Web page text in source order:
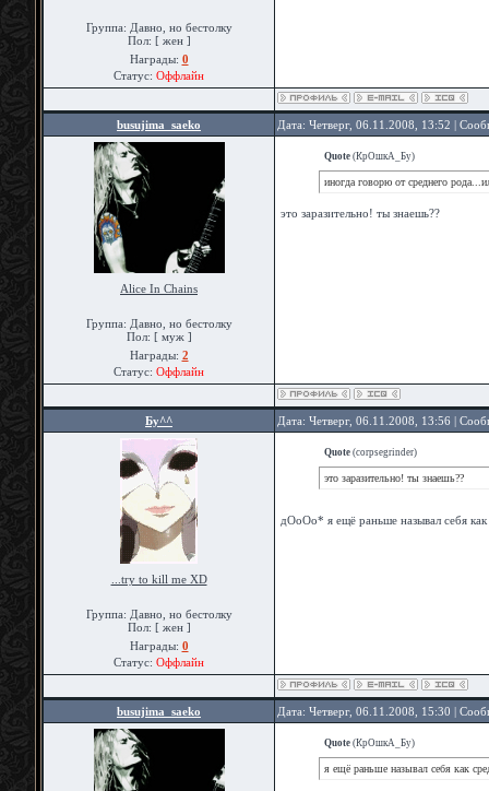
Группа: Давно, но бестолку
Пол: [ жен ]
Награды: 0
Статус: Оффлайн
busujima_saeko Дата: Четверг, 06.11.2008, 13:52 |
Alice In Chains
Группа: Давно, но бестолку
Пол: [ муж ]
Награды: 2
Статус: Оффлайн
Quote (КрОшкА_Бу)
иногда говорю от среднего
это заразительно! ты знаешь??
Бу^^ Дата: Четверг, 06.11.2008, 13:56 |
...try to kill me XD
Группа: Давно, но бестолку
Пол: [ жен ]
Награды: 0
Статус: Оффлайн
Quote (corpsegrinder)
это заразительно! ты знаешь??
дОоОо* я ещё раньше называл себя
busujima_saeko Дата: Четверг, 06.11.2008, 15:30 |
Quote (КрОшкА_Бу)
я ещё раньше называл себя как